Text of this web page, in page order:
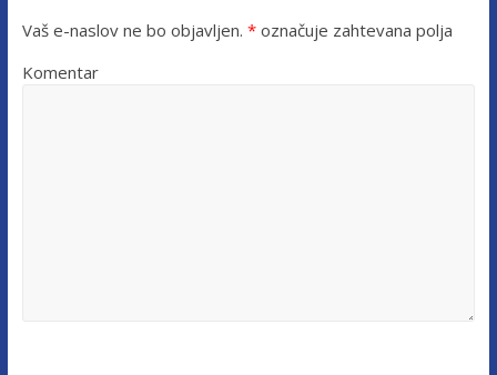
Vaš e-naslov ne bo objavljen. *označuje zahtevana polja
Komentar